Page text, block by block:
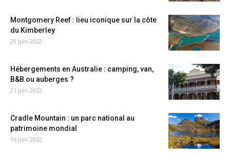
Montgomery Reef : lieu iconique sur la côte
du Kimberley
29 juin 2022
Hébergements en Australie : camping, van,
B&B ou auberges ?
21 juin 2022
Cradle Mountain : un parc national au
patrimoine mondial
16 juin 2022